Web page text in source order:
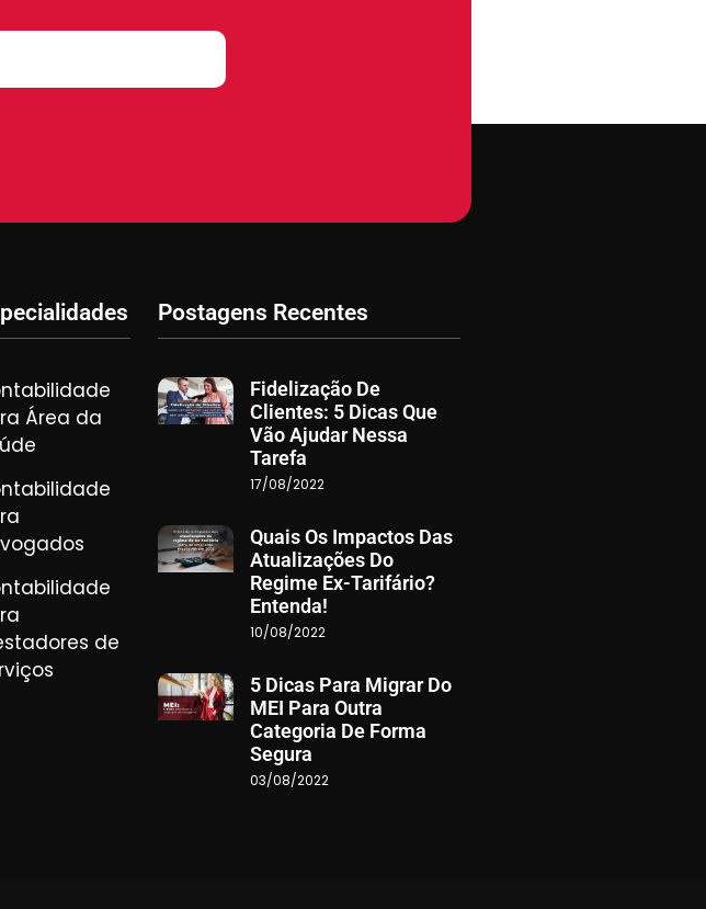
Área da
de
Postagens Recentes
Fidelização De
Clientes: 5 Dicas Que
Vão Ajudar Nessa
Tarefa
17/08/2022
Quais Os Impactos Das
Atualizações Do
Regime Ex-Tarifário?
Entenda!
10/08/2022
5 Dicas Para Migrar Do
MEI Para Outra
Categoria De Forma
Segura
03/08/2022